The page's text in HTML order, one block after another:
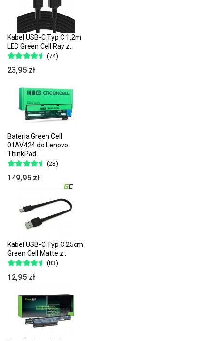
Kabel USB-C Typ C 1,2m
LED Green Cell Ray z..
(74)
23,95 zł
Bateria Green Cell
01AV424 do Lenovo
ThinkPad..
(23)
149,95 zł
Kabel USB-C Typ C 25cm
Green Cell Matte z..
(83)
12,95 zł